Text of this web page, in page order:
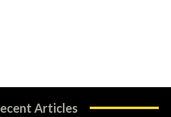
Articles